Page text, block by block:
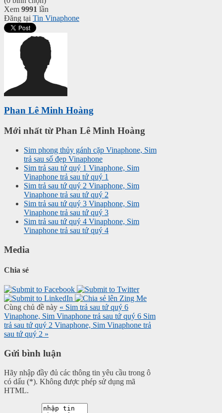
Xem 9991 lần
Đăng tại Tin Vinaphone
Phan Lê Minh Hoàng
Mới nhất từ Phan Lê Minh Hoàng
Sim phong thủy gánh cặp Vinaphone, Sim
trả sau số đẹp Vinaphone
Sim trả sau tứ quý 1 Vinaphone, Sim
Vinaphone trả sau tứ quý 1
Sim trả sau tứ quý 2 Vinaphone, Sim
Vinaphone trả sau tứ quý 2
Sim trả sau tứ quý 3 Vinaphone, Sim
Vinaphone trả sau tứ quý 3
Sim trả sau tứ quý 4 Vinaphone, Sim
Vinaphone trả sau tứ quý 4
Media
Chia sẻ
Cùng chủ đề này « Sim trả sau tứ quý 6
Vinaphone, Sim Vinaphone trả sau tứ quý 6 Sim
trả sau tứ quý 2 Vinaphone, Sim Vinaphone trả
sau tứ quý 2 »
Gửi bình luận
Hãy nhập đầy đủ các thông tin yêu cầu trong ô
có dấu (*). Không được phép sử dụng mã
HTML.